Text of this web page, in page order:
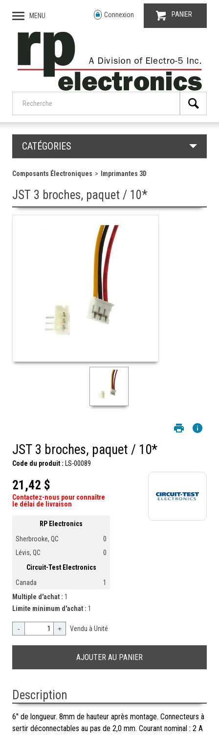
MENU Connexion PANIER
CATÉGORIES
Composants Électroniques Imprimantes 3D
JST 3 broches, paquet / 10*
JST 3 broches, paquet / 10*
Code du produit : LS-00089
21,42 $
Contactez-nous pour connaître
le délai de livraison
RP Electronics
Sherbrooke, QC
0
Lévis, QC
0
Circuit-Test Electronics
Canada
1
Multiple d'achat : 1
Limite minimum d'achat : 1
- + Vendu à Unité
Description
6" de longueur. 8mm de hauteur après montage. Connecteurs à
sertir déconnectables au pas de 2,0 mm. Courant nominal : 2 A